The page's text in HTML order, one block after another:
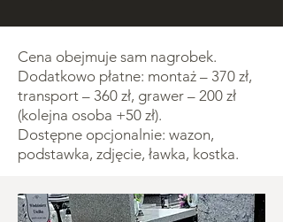
Cena obejmuje sam nagrobek.
Dodatkowo płatne: montaż – 370 zł,
transport – 360 zł, grawer – 200 zł
(kolejna osoba +50 zł).
Dostępne opcjonalnie: wazon,
podstawka, zdjęcie, ławka, kostka.